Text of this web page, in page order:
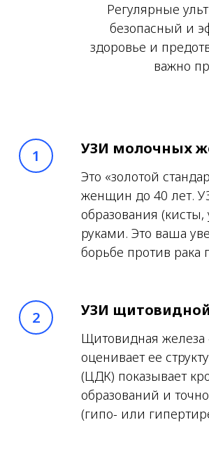
Регулярные
безопасный и
здоровье и
важно
УЗИ молочных
Это «золотой
женщин до 40 лет.
образования
руками. Это ваша
борьбе против рака
УЗИ
Щитовидная
оценивает ее
(ЦДК) показывает
образований и
(гипо- или